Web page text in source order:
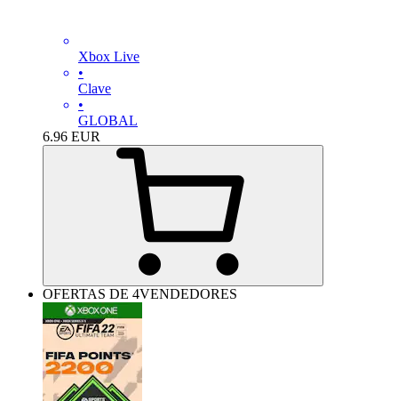
Xbox Live
•
Clave
•
GLOBAL
6.96 EUR
OFERTAS DE 4VENDEDORES